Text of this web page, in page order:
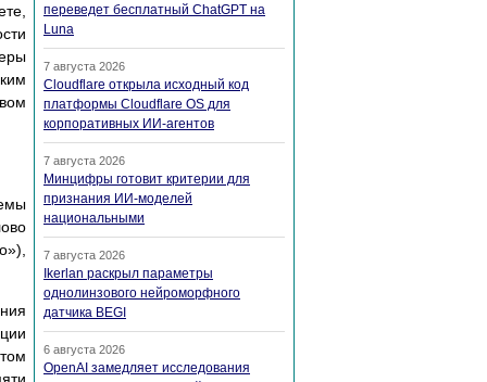
переведет бесплатный ChatGPT на
Luna
7 августа 2026
Cloudflare открыла исходный код
платформы Cloudflare OS для
корпоративных ИИ-агентов
7 августа 2026
Минцифры готовит критерии для
признания ИИ-моделей
национальными
7 августа 2026
Ikerlan раскрыл параметры
однолинзового нейроморфного
датчика BEGI
6 августа 2026
OpenAI замедляет исследования